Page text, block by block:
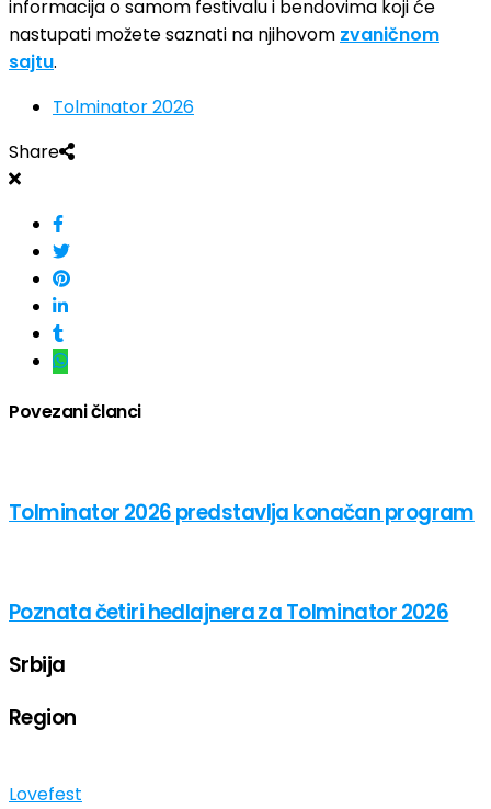
informacija o samom festivalu i bendovima koji će
nastupati možete saznati na njihovom zvaničnom
sajtu.
Tolminator 2026
Share
Povezani članci
Tolminator 2026 predstavlja konačan program
Poznata četiri hedlajnera za Tolminator 2026
Srbija
Region
Lovefest